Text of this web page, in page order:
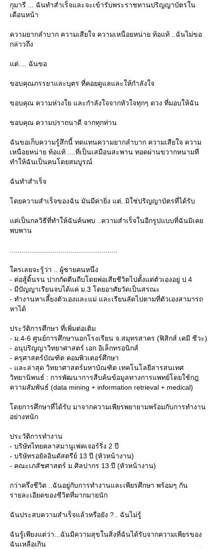
กุมารี ... ฉันทำสำเร็จและจะเข้ารับพระราชทานปริญญาบัตรใน
เดือนหน้า
ความยากลำบาก ความเสียใจ ความเหนื่อยหน่าย ท้อแท้ ..ฉันไม่ขอ
กล่าวถึง
ต่.... ฉันขอ
ขอบคุณภรรยาและบุตร ที่คอยดูแลและให้กำลังใจ
ขอบคุณ ความห่วงใย และกำลังใจจากหัวใจทุกๆ ดวง ที่มอบให้ฉัน
ขอบคุณ ความปราถนาดี จากทุกท่าน
ฉันขอเก็บความรู้สึกนี้ ทดแทนความยากลำบาก ความเสียใจ ความ
เหนื่อยหน่าย ท้อแท้ ....ที่เป็นเสมือนสะพาน ทอดผ่านขวากหนามที่
ทำให้ฉันเป็นคนโดยสมบูรณ์
ฉันทำสำเร็จ
ดยความสำเร็จของฉัน มันมีค่ายิ่ง แต่..มิใช่ปริญญาบัตรที่ได้รับ
ต่เป็นกลวิธีที่ทำให้ฉันค้นพบ ..ความสำเร็จในอีกรูปแบบที่ฉันมิเค
พบพาน
.......................................................
ครเลยจะรู้ว่า .. ผู้ชายคนหนึ่ง
- ต่อสู้ดิ้นรน ปากกัดตีนถีบโดยพ่อเสียชีวิตไปตั้งแต่ตัวเองอยู่ ป.4
- มีปัญญาเรียนจบได้แค่ ม.3 โดยอาศัยวัดเป็นสรณะ
- ทำงานหาเลี้ยงตัวเองและแม่ และเรียนลัดไปตามที่ตัวเองสามารถ
หาได้
ประวัติการศึกษา ที่เพิ่มต่อเติม
- ม.4-6 ศูนย์การศึกษานอกโรงเรียน จ.สมุทรสาคร (ฟิสิกส์ เคมี ชีวะ)
- อนุปริญญาวิทยาศาสตร์ เอก อิเล็กทรอนิกส์
- ครุศาสตร์บัณฑิต คอมพิวเตอร์ศึกษา
- และล่าสุด วิทยาศาสตร์มหาบัณฑิต เทคโนโลยีสารสนเทศ
วิทยานิพนธ์ : การพัฒนาการสืบค้นข้อมูลทางการแพทย์โดยใช้กฎ
ความสัมพันธ์ (data mining + information retrieval + medical)
ดยการศึกษาที่ได้รับ มาจากความเพียรพยายามพร้อมกับการทำงาน
อย่างหนัก
ประวัติการทำงาน
- บริษัทไทยคลาสมานูเฟคเจอร์ริ่ง 2 ปี
- บริษัทรอยัลอินดัสตรีย์ 13 ปี (หัวหน้างาน)
- คณะเภสัชศาสตร์ ม.ศิลปากร 13 ปี (หัวหน้างาน)
กว่าครึ่งชีวิต ..ฉันอยู่กับการทำงานและเพียรศึกษา พร้อมๆ กัน
รายละเอียดของชีวิตที่มากมายนัก
ฉันประสบความสำเร็จแล้วหรือยัง ?.. ฉันไม่รู้
ฉันรู้เพียงแต่ว่า...ฉันมีความสุขในสิ่งที่ฉันได้รับจากความเพียรของ
ฉันเหลือเกิน